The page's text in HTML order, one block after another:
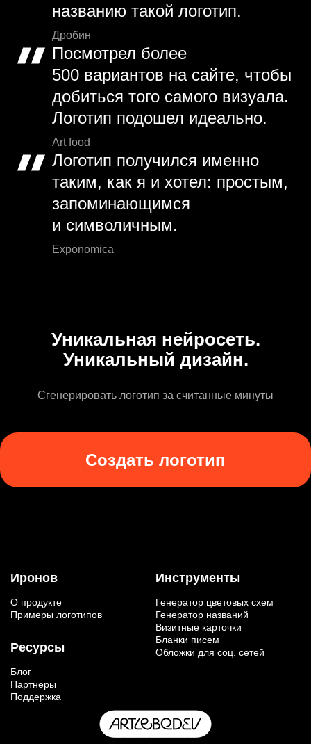
названию такой логотип.
Дробин
Посмотрел более
500 вариантов на сайте, чтобы
добиться того самого визуала.
Логотип подошел идеально.
Art food
Логотип получился именно
таким, как я и хотел: простым,
запоминающимся
и символичным.
Exponomica
Уникальная нейросеть.
Уникальный дизайн.
Сгенерировать логотип за считанные минуты
Создать логотип
Иронов
О продукте
Примеры логотипов
Ресурсы
Блог
Партнеры
Поддержка
Инструменты
Генератор цветовых схем
Генератор названий
Визитные карточки
Бланки писем
Обложки для соц. сетей